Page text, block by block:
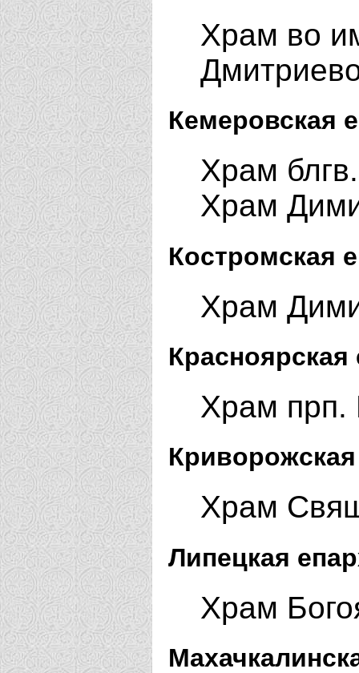
Храм во
Кемеровская
Храм
Храм
Костромская
Храм
Красноярская
Храм прп.
Храм
Липецкая
Храм